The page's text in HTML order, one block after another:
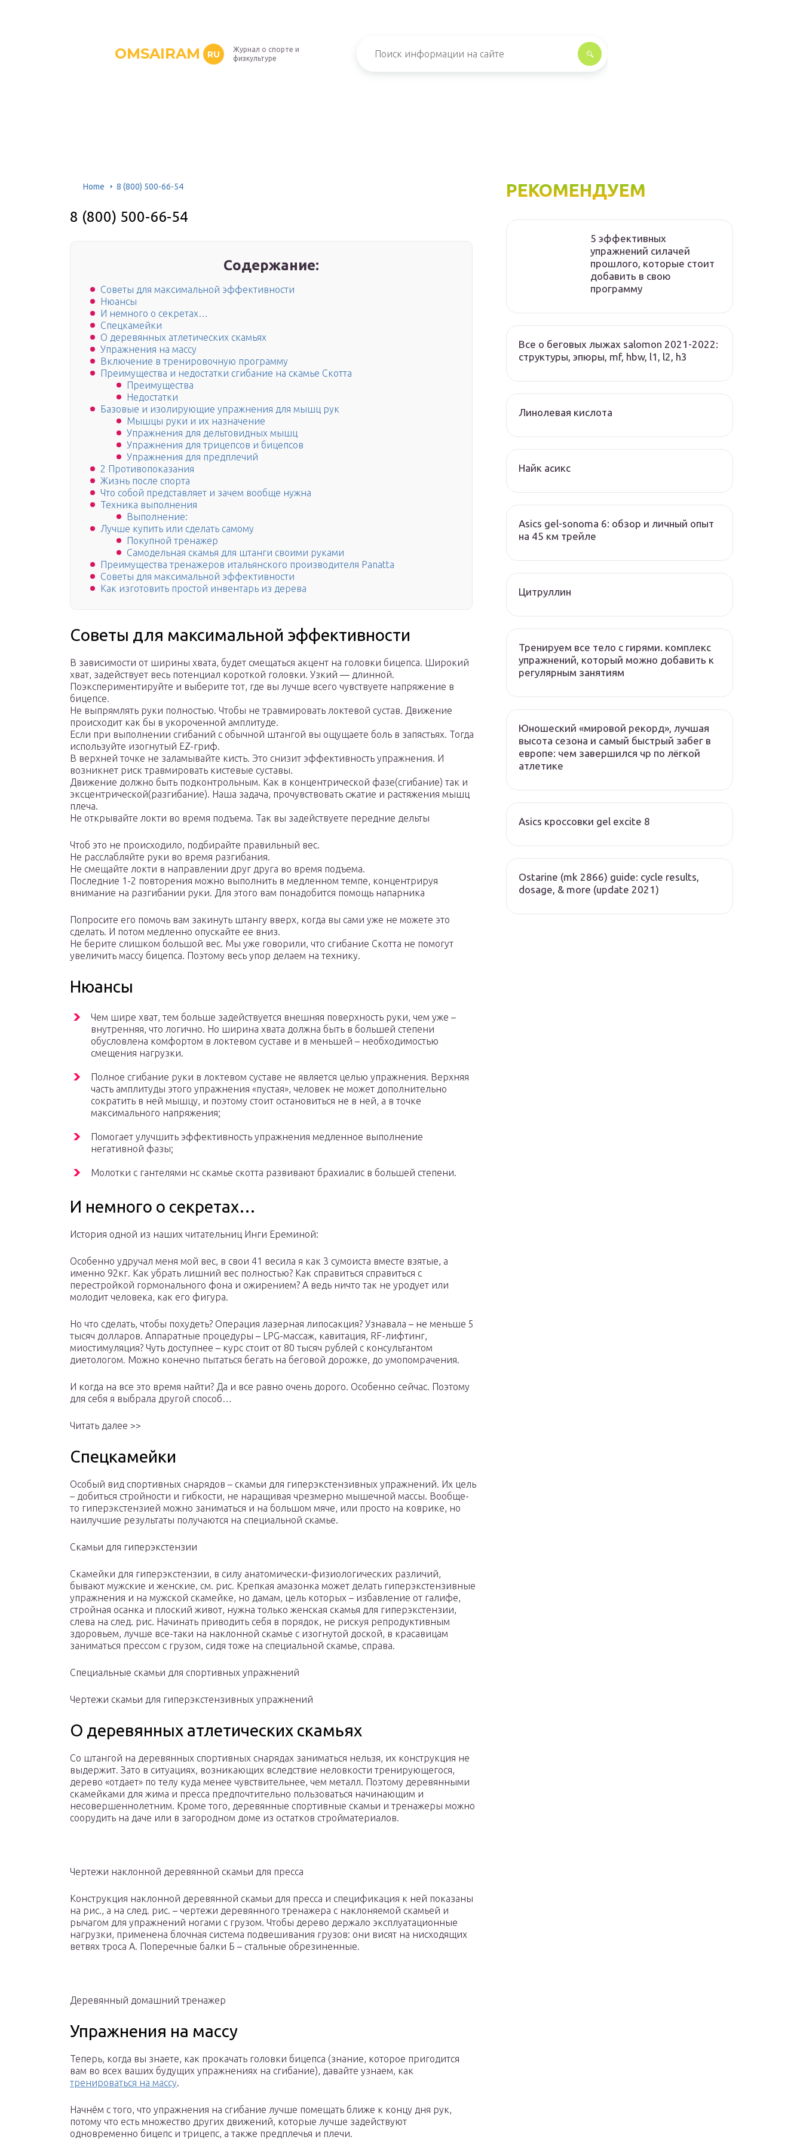
OMSAIRAM RU
Журнал о спорте и
физкультуре
Home 8 (800) 500-66-54
8 (800) 500-66-54
Содержание:
Советы для максимальной эффективности
Нюансы
И немного о секретах…
Спецкамейки
О деревянных атлетических скамьях
Упражнения на массу
Включение в тренировочную программу
Преимущества и недостатки сгибание на скамье Скотта
Преимущества
Недостатки
Базовые и изолирующие упражнения для мышц рук
Мышцы руки и их назначение
Упражнения для дельтовидных мышц
Упражнения для трицепсов и бицепсов
Упражнения для предплечий
2 Противопоказания
Жизнь после спорта
Что собой представляет и зачем вообще нужна
Техника выполнения
Выполнение:
Лучше купить или сделать самому
Покупной тренажер
Самодельная скамья для штанги своими руками
Преимущества тренажеров итальянского производителя Panatta
Советы для максимальной эффективности
Как изготовить простой инвентарь из дерева
Советы для максимальной эффективности
В зависимости от ширины хвата, будет смещаться акцент на головки бицепса. Широкий
хват, задействует весь потенциал короткой головки. Узкий — длинной.
Поэкспериментируйте и выберите тот, где вы лучше всего чувствуете напряжение в
бицепсе.
Не выпрямлять руки полностью. Чтобы не травмировать локтевой сустав. Движение
происходит как бы в укороченной амплитуде.
Если при выполнении сгибаний с обычной штангой вы ощущаете боль в запястьях. Тогда
используйте изогнутый EZ-гриф.
В верхней точке не заламывайте кисть. Это снизит эффективность упражнения. И
возникнет риск травмировать кистевые суставы.
Движение должно быть подконтрольным. Как в концентрической фазе(сгибание) так и
эксцентрической(разгибание). Наша задача, прочувствовать сжатие и растяжения мышц
плеча.
Не открывайте локти во время подъема. Так вы задействуете передние дельты
Чтоб это не происходило, подбирайте правильный вес.
Не расслабляйте руки во время разгибания.
Не смещайте локти в направлении друг друга во время подъема.
Последние 1-2 повторения можно выполнить в медленном темпе, концентрируя
внимание на разгибании руки. Для этого вам понадобится помощь напарника
Попросите его помочь вам закинуть штангу вверх, когда вы сами уже не можете это
сделать. И потом медленно опускайте ее вниз.
Не берите слишком большой вес. Мы уже говорили, что сгибание Скотта не помогут
увеличить массу бицепса. Поэтому весь упор делаем на технику.
Нюансы
Чем шире хват, тем больше задействуется внешняя поверхность руки, чем уже –
внутренняя, что логично. Но ширина хвата должна быть в большей степени
обусловлена комфортом в локтевом суставе и в меньшей – необходимостью
смещения нагрузки.
Полное сгибание руки в локтевом суставе не является целью упражнения. Верхняя
часть амплитуды этого упражнения «пустая», человек не может дополнительно
сократить в ней мышцу, и поэтому стоит остановиться не в ней, а в точке
максимального напряжения;
Помогает улучшить эффективность упражнения медленное выполнение
негативной фазы;
Молотки с гантелями нс скамье скотта развивают брахиалис в большей степени.
И немного о секретах…
История одной из наших читательниц Инги Ереминой:
Особенно удручал меня мой вес, в свои 41 весила я как 3 сумоиста вместе взятые, а
именно 92кг. Как убрать лишний вес полностью? Как справиться справиться с
перестройкой гормонального фона и ожирением? А ведь ничто так не уродует или
молодит человека, как его фигура.
Но что сделать, чтобы похудеть? Операция лазерная липосакция? Узнавала – не меньше 5
тысяч долларов. Аппаратные процедуры – LPG-массаж, кавитация, RF-лифтинг,
миостимуляция? Чуть доступнее – курс стоит от 80 тысяч рублей с консультантом
диетологом. Можно конечно пытаться бегать на беговой дорожке, до умопомрачения.
И когда на все это время найти? Да и все равно очень дорого. Особенно сейчас. Поэтому
для себя я выбрала другой способ…
Читать далее >>
Спецкамейки
Особый вид спортивных снарядов – скамьи для гиперэкстензивных упражнений. Их цель
– добиться стройности и гибкости, не наращивая чрезмерно мышечной массы. Вообще-
то гиперэкстензией можно заниматься и на большом мяче, или просто на коврике, но
наилучшие результаты получаются на специальной скамье.
Скамьи для гиперэкстензии
Скамейки для гиперэкстензии, в силу анатомически-физиологических различий,
бывают мужские и женские, см. рис. Крепкая амазонка может делать гиперэкстензивные
упражнения и на мужской скамейке, но дамам, цель которых – избавление от галифе,
стройная осанка и плоский живот, нужна только женская скамья для гиперэкстензии,
слева на след. рис. Начинать приводить себя в порядок, не рискуя репродуктивным
здоровьем, лучше все-таки на наклонной скамье с изогнутой доской, в красавицам
заниматься прессом с грузом, сидя тоже на специальной скамье, справа.
Специальные скамьи для спортивных упражнений
Чертежи скамьи для гиперэкстензивных упражнений
О деревянных атлетических скамьях
Со штангой на деревянных спортивных снарядах заниматься нельзя, их конструкция не
выдержит. Зато в ситуациях, возникающих вследствие неловкости тренирующегося,
дерево «отдает» по телу куда менее чувствительнее, чем металл. Поэтому деревянными
скамейками для жима и пресса предпочтительно пользоваться начинающим и
несовершеннолетним. Кроме того, деревянные спортивные скамьи и тренажеры можно
соорудить на даче или в загородном доме из остатков стройматериалов.
Чертежи наклонной деревянной скамьи для пресса
Конструкция наклонной деревянной скамьи для пресса и спецификация к ней показаны
на рис., а на след. рис. – чертежи деревянного тренажера с наклоняемой скамьей и
рычагом для упражнений ногами с грузом. Чтобы дерево держало эксплуатационные
нагрузки, применена блочная система подвешивания грузов: они висят на нисходящих
ветвях троса А. Поперечные балки Б – стальные обрезиненные.
Деревянный домашний тренажер
Упражнения на массу
Теперь, когда вы знаете, как прокачать головки бицепса (знание, которое пригодится
вам во всех ваших будущих упражнениях на сгибание), давайте узнаем, как
тренироваться на массу.
Начнём с того, что упражнения на сгибание лучше помещать ближе к концу дня рук,
потому что есть множество других движений, которые лучше задействуют
одновременно бицепс и трицепс, а также предплечья и плечи.
РЕКОМЕНДУЕМ
5 эффективных
упражнений силачей
прошлого, которые стоит
добавить в свою
программу
Все о беговых лыжах salomon 2021-2022:
структуры, эпюры, mf, hbw, l1, l2, h3
Линолевая кислота
Найк асикс
Asics gel-sonoma 6: обзор и личный опыт
на 45 км трейле
Цитруллин
Тренируем все тело с гирями. комплекс
упражнений, который можно добавить к
регулярным занятиям
Юношеский «мировой рекорд», лучшая
высота сезона и самый быстрый забег в
европе: чем завершился чр по лёгкой
атлетике
Asics кроссовки gel excite 8
Ostarine (mk 2866) guide: cycle results,
dosage, & more (update 2021)